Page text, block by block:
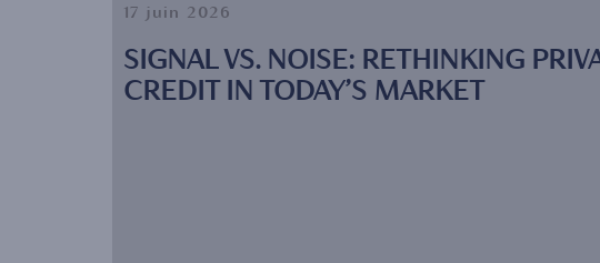
17 juin 2026
SIGNAL VS. NOISE: RETHINKING
CREDIT IN TODAY’S MARKET